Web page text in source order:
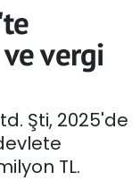
vergi
Şti, 2025'de
TL.